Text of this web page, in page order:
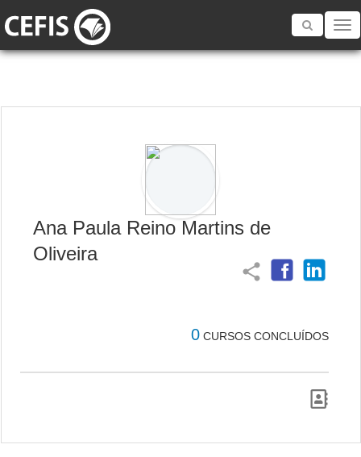
Toggle
Ana Paula Reino Martins de
Oliveira
share
0 CURSOS CONCLUÍDOS